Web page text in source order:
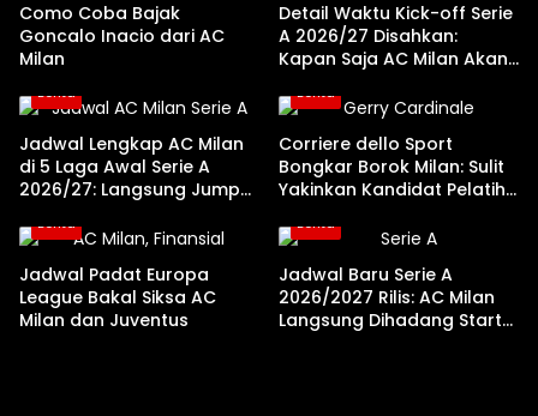
Como Coba Bajak
Goncalo Inacio dari AC
Milan
Detail Waktu Kick-off Serie
A 2026/27 Disahkan:
Kapan Saja AC Milan Akan
Berita
Jadwal Lengkap AC Milan
di 5 Laga Awal Serie A
2026/27: Langsung Jumpa
Berita
Corriere dello Sport
Bongkar Borok Milan: Sulit
Yakinkan Kandidat Pelatih
Jangka Panjang
Berita
Jadwal Padat Europa
League Bakal Siksa AC
Milan dan Juventus
Berita
Jadwal Baru Serie A
2026/2027 Rilis: AC Milan
Langsung Dihadang Start